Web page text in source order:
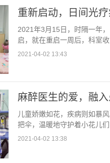
重新启动，日间光
2021年3月15日，时隔一年
启，就在重启一周后，科室
2021-04-02 13:43
麻醉医生的爱，融
儿童娇嫩如花，疾病则如暴
把伞，温暖地守护着小花儿
2021-04-02 13:38